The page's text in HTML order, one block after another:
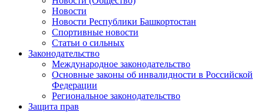
Новости
Новости Республики Башкортостан
Спортивные новости
Статьи о сильных
Законодательство
Международное законодательство
Основные законы об инвалидности в Российской
Федерации
Региональное законодательство
Защита прав